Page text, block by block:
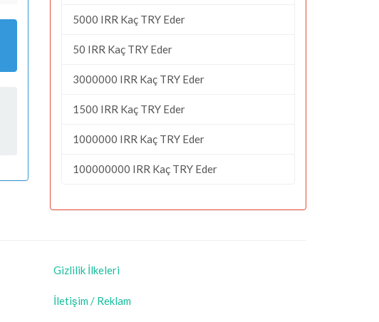
5000 IRR Kaç TRY Eder
50 IRR Kaç TRY Eder
3000000 IRR Kaç TRY Eder
1500 IRR Kaç TRY Eder
1000000 IRR Kaç TRY Eder
100000000 IRR Kaç TRY Eder
Gizlilik İlkeleri
İletişim / Reklam